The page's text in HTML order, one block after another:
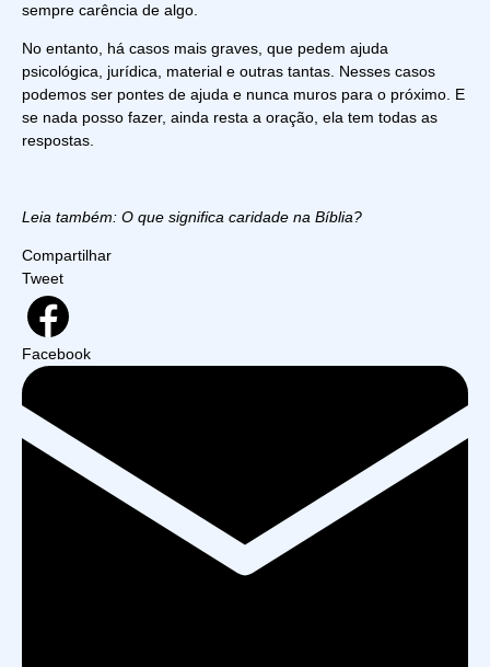
sempre carência de algo.
No entanto, há casos mais graves, que pedem ajuda
psicológica, jurídica, material e outras tantas. Nesses casos
podemos ser pontes de ajuda e nunca muros para o próximo. E
se nada posso fazer, ainda resta a oração, ela tem todas as
respostas.
Leia também: O que significa caridade na Bíblia?
Compartilhar
Tweet
Facebook